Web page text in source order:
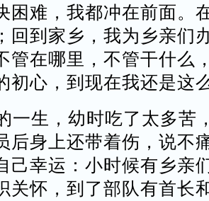
困难，我都冲在前面。
回到家乡，我为乡亲们
在哪里，不管干什么
初心，到现在我还是这
生，幼时吃了太多苦
后身上还带着伤，说不
己幸运：小时候有乡亲
关怀，到了部队有首长